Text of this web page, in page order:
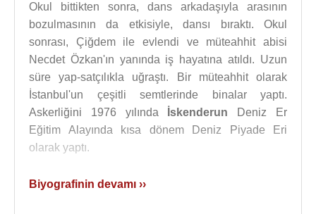
Okul bittikten sonra, dans arkadaşıyla arasının
bozulmasının da etkisiyle, dansı bıraktı. Okul
sonrası, Çiğdem ile evlendi ve müteahhit abisi
Necdet Özkan'ın yanında iş hayatına atıldı. Uzun
süre yap-satçılıkla uğraştı. Bir müteahhit olarak
İstanbul'un çeşitli semtlerinde binalar yaptı.
Askerliğini 1976 yılında
İskenderun Deniz Er
Eğitim Alayında kısa dönem Deniz Piyade Eri
olarak yaptı.
Özkan'ın aracılığıyla
Biyografinin devamı ››